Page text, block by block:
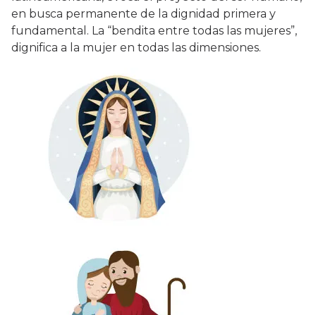
en busca permanente de la dignidad primera y
fundamental. La “bendita entre todas las mujeres”,
dignifica a la mujer en todas las dimensiones.